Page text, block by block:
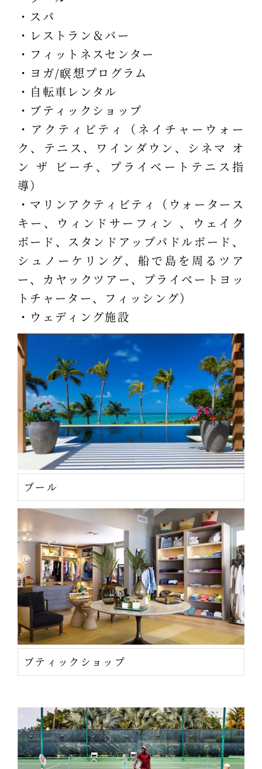
・スパ
・レストラン＆バー
・フィットネスセンター
・ヨガ/瞑想プログラム
・自転車レンタル
・ブティックショップ
・アクティビティ（ネイチャーウォー
ク、テニス、ワインダウン、シネマ オ
ン ザ ビーチ、プライベートテニス指
導）
・マリンアクティビティ（ウォータース
キー、ウィンドサーフィン 、ウェイク
ボード、スタンドアップパドルボード、
シュノーケリング、船で島を周るツア
ー、カヤックツアー、プライベートヨッ
トチャーター、フィッシング）
・ウェディング施設
プール
ブティックショップ